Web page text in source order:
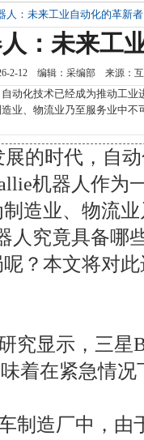
人：未来工业自动化的革新者
：未来工
2-12 编辑：采编部 来源：
化技术已经成为推动工业
业、物流业乃至服务业中
的时代，自
机器人作为
造业、物流
人究竟具备哪
？本文将对
究显示，三星
着在紧急情
制造厂中，由